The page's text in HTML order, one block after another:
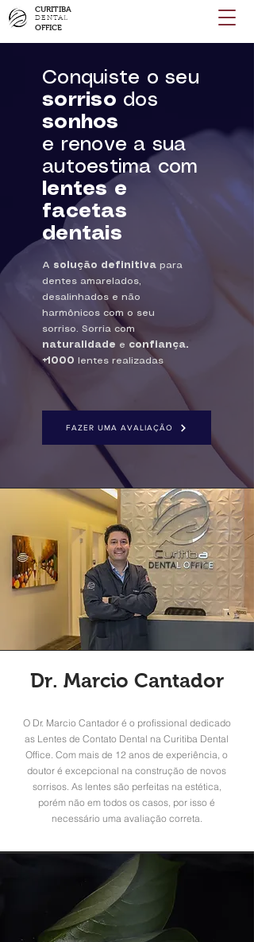
CURITIBA
DENTAL
OFFICE
Conquiste o seu
sorriso dos
sonhos
e renove a sua
autoestima com
lentes e
facetas
dentais
A solução definitiva para
dentes amarelados,
desalinhados e não
harmônicos com o seu
sorriso. Sorria com
naturalidade e confiança.
+1000 lentes realizadas
FAZER UMA AVALIAÇÃO
Dr. Marcio Cantador
O Dr. Marcio Cantador é o profissional dedicado
as Lentes de Contato Dental na Curitiba Dental
Office. Com mais de 12 anos de experiência, o
doutor é excepcional na construção de novos
sorrisos. As lentes são perfeitas na estética,
porém não em todos os casos, por isso é
necessário uma avaliação correta.